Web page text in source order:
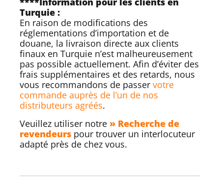
Turquie :
En raison de modifications des
réglementations d’importation et de
douane, la livraison directe aux clients
finaux en Turquie n’est malheureusement
pas possible actuellement. Afin d’éviter des
frais supplémentaires et des retards, nous
vous recommandons de passer votre
commande auprès de l’un de nos
distributeurs agréés.
Veuillez utiliser notre » Recherche de
revendeurs pour trouver un interlocuteur
adapté près de chez vous.